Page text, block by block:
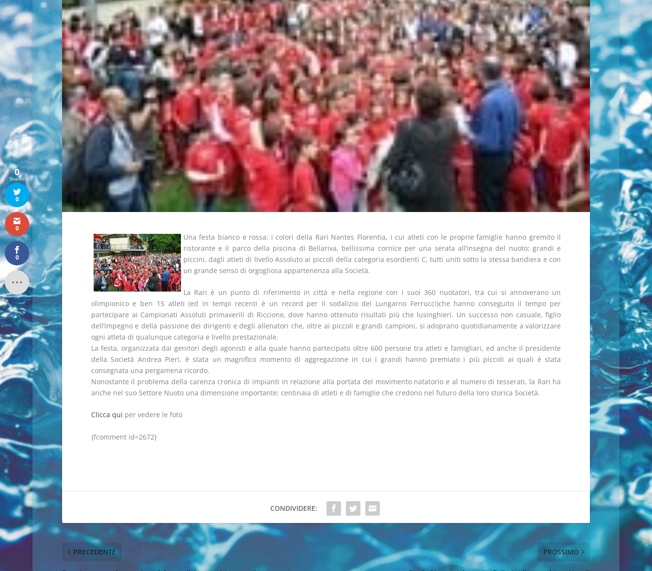
Una festa bianco e rossa: i colori della Rari Nantes Florentia, i cui atleti con le proprie famiglie hanno gremito il
ristorante e il parco della piscina di Bellariva, bellissima cornice per una serata all’insegna del nuoto; grandi e
piccini, dagli atleti di livello Assoluto ai piccoli della categoria esordienti C, tutti uniti sotto la stessa bandiera e con
un grande senso di orgogliosa appartenenza alla Società.
La Rari è un punto di riferimento in città e nella regione con i suoi 360 nuotatori, tra cui si annoverano un
olimpionico e ben 15 atleti (ed in tempi recenti è un record per il sodalizio del Lungarno Ferrucci)che hanno conseguito il tempo per
partecipare ai Campionati Assoluti primaverili di Riccione, dove hanno ottenuto risultati più che lusinghieri. Un successo non casuale, figlio
dell’impegno e della passione dei dirigenti e degli allenatori che, oltre ai piccoli e grandi campioni, si adoprano quotidianamente a valorizzare
ogni atleta di qualunque categoria e livello prestazionale.
La festa, organizzata dai genitori degli agonisti e alla quale hanno partecipato oltre 600 persone tra atleti e famigliari, ed anche il presidente
della Società Andrea Pieri, è stata un magnifico momento di aggregazione in cui i grandi hanno premiato i più piccoli ai quali è stata
consegnata una pergamena ricordo.
Nonostante il problema della carenza cronica di impianti in relazione alla portata del movimento natatorio e al numero di tesserati, la Rari ha
anche nel suo Settore Nuoto una dimensione importante: centinaia di atleti e di famiglie che credono nel futuro della loro storica Società.
Clicca qui per vedere le foto
{fcomment id=2672}
CONDIVIDERE:
PRECEDENTE PROSSIMO
0
Shares
0
0
0